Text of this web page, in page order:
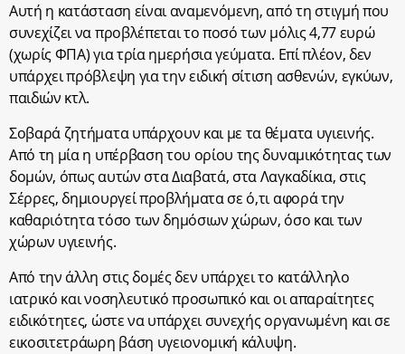
Αυτή η κατάσταση είναι αναμενόμενη, από τη στιγμή που
συνεχίζει να προβλέπεται το ποσό των μόλις 4,77 ευρώ
(χωρίς ΦΠΑ) για τρία ημερήσια γεύματα. Επί πλέον, δεν
υπάρχει πρόβλεψη για την ειδική σίτιση ασθενών, εγκύων,
παιδιών κτλ.
Σοβαρά ζητήματα υπάρχουν και με τα θέματα υγιεινής.
Από τη μία η υπέρβαση του ορίου της δυναμικότητας των
δομών, όπως αυτών στα Διαβατά, στα Λαγκαδίκια, στις
Σέρρες, δημιουργεί προβλήματα σε ό,τι αφορά την
καθαριότητα τόσο των δημόσιων χώρων, όσο και των
χώρων υγιεινής.
Από την άλλη στις δομές δεν υπάρχει το κατάλληλο
ιατρικό και νοσηλευτικό προσωπικό και οι απαραίτητες
ειδικότητες, ώστε να υπάρχει συνεχής οργανωμένη και σε
εικοσιτετράωρη βάση υγειονομική κάλυψη.